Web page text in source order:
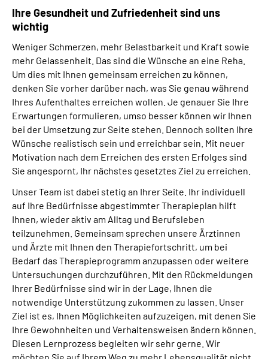
Ihre Gesundheit und Zufriedenheit sind uns
wichtig
Weniger Schmerzen, mehr Belastbarkeit und Kraft sowie
mehr Gelassenheit. Das sind die Wünsche an eine Reha.
Um dies mit Ihnen gemeinsam erreichen zu können,
denken Sie vorher darüber nach, was Sie genau während
Ihres Aufenthaltes erreichen wollen. Je genauer Sie Ihre
Erwartungen formulieren, umso besser können wir Ihnen
bei der Umsetzung zur Seite stehen. Dennoch sollten Ihre
Wünsche realistisch sein und erreichbar sein. Mit neuer
Motivation nach dem Erreichen des ersten Erfolges sind
Sie angespornt, Ihr nächstes gesetztes Ziel zu erreichen.
Unser Team ist dabei stetig an Ihrer Seite. Ihr individuell
auf Ihre Bedürfnisse abgestimmter Therapieplan hilft
Ihnen, wieder aktiv am Alltag und Berufsleben
teilzunehmen. Gemeinsam sprechen unsere Ärztinnen
und Ärzte mit Ihnen den Therapiefortschritt, um bei
Bedarf das Therapieprogramm anzupassen oder weitere
Untersuchungen durchzuführen. Mit den Rückmeldungen
Ihrer Bedürfnisse sind wir in der Lage, Ihnen die
notwendige Unterstützung zukommen zu lassen. Unser
Ziel ist es, Ihnen Möglichkeiten aufzuzeigen, mit denen Sie
Ihre Gewohnheiten und Verhaltensweisen ändern können.
Diesen Lernprozess begleiten wir sehr gerne. Wir
möchten Sie auf Ihrem Weg zu mehr Lebensqualität nicht